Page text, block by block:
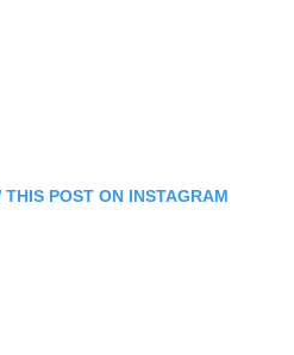
THIS POST ON INSTAGRAM